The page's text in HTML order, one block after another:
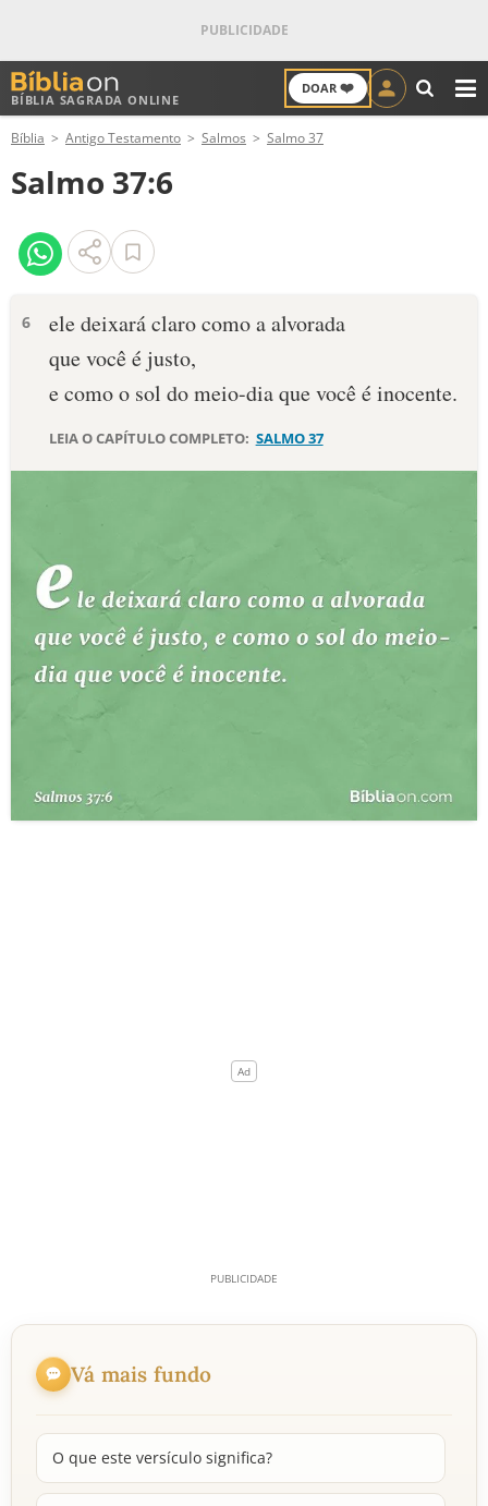
BÍBLIA SAGRADA ONLINE
DOAR ❤️
ANTIGO TESTAMENTO
NOVO TESTAMENTO
VERSÍCULOS
PALAVRA DO DIA
DEVOCIONAL DIÁRIO
ESTUDOS BÍBLICOS
ESBOÇOS DE PREGAÇÃO
TERMO BÍBLICO
Bíblia Antigo Testamento Salmos Salmo 37
Salmo 37:6
6
ele deixará claro como a alvorada
que você é justo,
e como o sol do meio-dia que você é inocente.
LEIA O CAPÍTULO COMPLETO: SALMO 37
Vá mais fundo
O que este versículo significa?